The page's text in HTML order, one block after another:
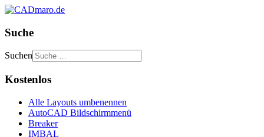
Suche
Suchen
Kostenlos
Alle Layouts umbenennen
AutoCAD Bildschirmmenü
Breaker
IMBAL